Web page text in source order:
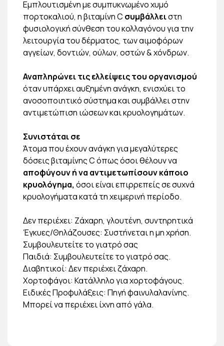
Εμπλουτισμένη με συμπυκνωμένο χυμό
πορτοκαλιού, η βιταμίνη C συμβάλλειστη
φυσιολογική σύνθεση του κολλαγόνου για την
λειτουργία του δέρματος, των αιμοφόρων
αγγείων, δοντιών, ούλων, οστών & χόνδρων.
Αναπληρώνει τις ελλείψεις του οργανισμού
όταν υπάρχει αυξημένη ανάγκη, ενισχύει το
ανοσοποιητικό σύστημα και συμβάλλει στην
αντιμετώπιση ιώσεων και κρυολογημάτων.
Συνιστάται σε
Άτομα που έχουν ανάγκη για μεγαλύτερες
δόσεις βιταμίνης C όπως όσοι θέλουν να
αποφύγουν ή να αντιμετωπίσουν κάποιο
κρυολόγημα, όσοι είναι επιρρεπείς σε συχνά
κρυολογήματα κατά τη χειμερινή περίοδο.
Δεν περιέχει: Ζάχαρη, γλουτένη, συντηρητικά
Έγκυες/Θηλάζουσες: Συστήνεται η μη χρήση.
Συμβουλευτείτε το γιατρό σας
Παιδιά: Συμβουλευτείτε το γιατρό σας.
Διαβητικοί: Δεν περιέχει ζάχαρη.
Χορτοφάγοι: Κατάλληλο για χορτοφάγους.
Ειδικές Προφυλάξεις: Πηγή φαινυλαλανίνης.
Μπορεί να περιέχει ίχνη από γάλα.